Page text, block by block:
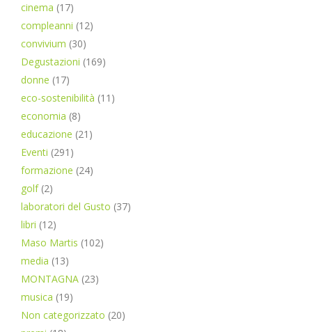
cinema (17)
compleanni (12)
convivium (30)
Degustazioni (169)
donne (17)
eco-sostenibilità (11)
economia (8)
educazione (21)
Eventi (291)
formazione (24)
golf(2)
laboratori del Gusto (37)
libri (12)
Maso Martis (102)
media (13)
MONTAGNA (23)
musica (19)
Non categorizzato (20)